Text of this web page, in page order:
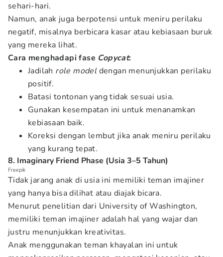
sehari-hari.
Namun, anak juga berpotensi untuk meniru perilaku
negatif, misalnya berbicara kasar atau kebiasaan buruk
yang mereka lihat.
Cara menghadapi fase Copycat:
Jadilah role modeldengan menunjukkan perilaku
positif.
Batasi tontonan yang tidak sesuai usia.
Gunakan kesempatan ini untuk menanamkan
kebiasaan baik.
Koreksi dengan lembut jika anak meniru perilaku
yang kurang tepat.
8. Imaginary Friend Phase (Usia 3–5 Tahun)
Freepik
Tidak jarang anak di usia ini memiliki teman imajiner
yang hanya bisa dilihat atau diajak bicara.
Menurut penelitian dari University of Washington,
memiliki teman imajiner adalah hal yang wajar dan
justru menunjukkan kreativitas.
Anak menggunakan teman khayalan ini untuk